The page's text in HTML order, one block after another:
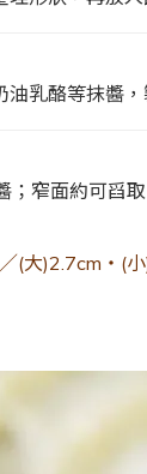
乳酪等抹醬
窄面約可舀
(大)2.7cm‧(